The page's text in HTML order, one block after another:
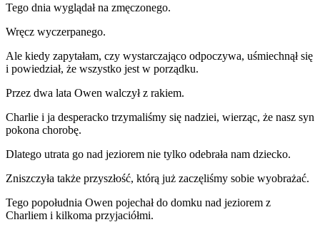
Tego dnia wyglądał na zmęczonego.
Wręcz wyczerpanego.
Ale kiedy zapytałam, czy wystarczająco odpoczywa, uśmiechnął się
i powiedział, że wszystko jest w porządku.
Przez dwa lata Owen walczył z rakiem.
Charlie i ja desperacko trzymaliśmy się nadziei, wierząc, że nasz syn
pokona chorobę.
Dlatego utrata go nad jeziorem nie tylko odebrała nam dziecko.
Zniszczyła także przyszłość, którą już zaczęliśmy sobie wyobrażać.
Tego popołudnia Owen pojechał do domku nad jeziorem z
Charliem i kilkoma przyjaciółmi.